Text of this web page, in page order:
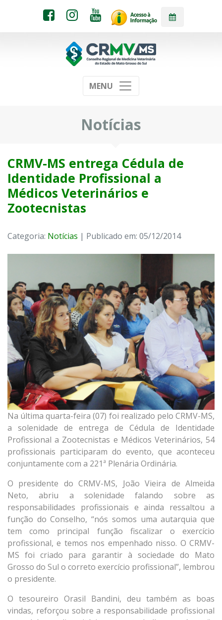
MENU
Notícias
CRMV-MS entrega Cédula de
Identidade Profissional a
Médicos Veterinários e
Zootecnistas
Categoria: Notícias | Publicado em: 05/12/2014
Na última quarta-feira (07) foi realizado pelo CRMV-MS,
a solenidade de entrega de Cédula de Identidade
Profissional a Zootecnistas e Médicos Veterinários, 54
profissionais participaram do evento, que aconteceu
conjuntamente com a 221ª Plenária Ordinária.
O presidente do CRMV-MS, João Vieira de Almeida
Neto, abriu a solenidade falando sobre as
responsabilidades profissionais e ainda ressaltou a
função do Conselho, “nós somos uma autarquia que
tem como principal função fiscalizar o exercício
profissional, e temos nos empenhado nisso. O CRMV-
MS foi criado para garantir à sociedade do Mato
Grosso do Sul o correto exercício profissional”, lembrou
o presidente.
O tesoureiro Orasil Bandini, deu também as boas
vindas, reforçou sobre a responsabilidade profissional